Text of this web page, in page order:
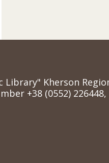
Kherson
+38 (0552) 226448,